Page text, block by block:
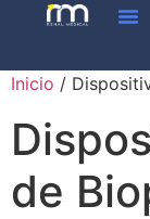
Inicio /
de